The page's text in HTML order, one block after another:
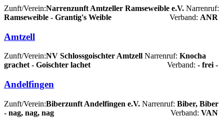
Zunft/Verein:Narrenzunft Amtzeller Ramseweible e.V. Narrenruf:
Ramseweible - Grantig's Weible
Verband: ANR
Amtzell
Zunft/Verein:NV Schlossgoischter Amtzell Narrenruf: Knocha
grachet - Goischter lachet
Verband: - frei -
Andelfingen
Zunft/Verein:Biberzunft Andelfingen e.V. Narrenruf: Biber, Biber
- nag, nag, nag
Verband: VAN